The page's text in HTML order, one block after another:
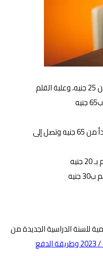
علبة القلم الرصاص 12 قلم بتبدأ من 25 جنيه، وعلبة القلم
سعر علبة ألوان 24 لون سعرها يبدأ من 65 جنيه وتصل إلى
للسنة الدراسية الجديدة من